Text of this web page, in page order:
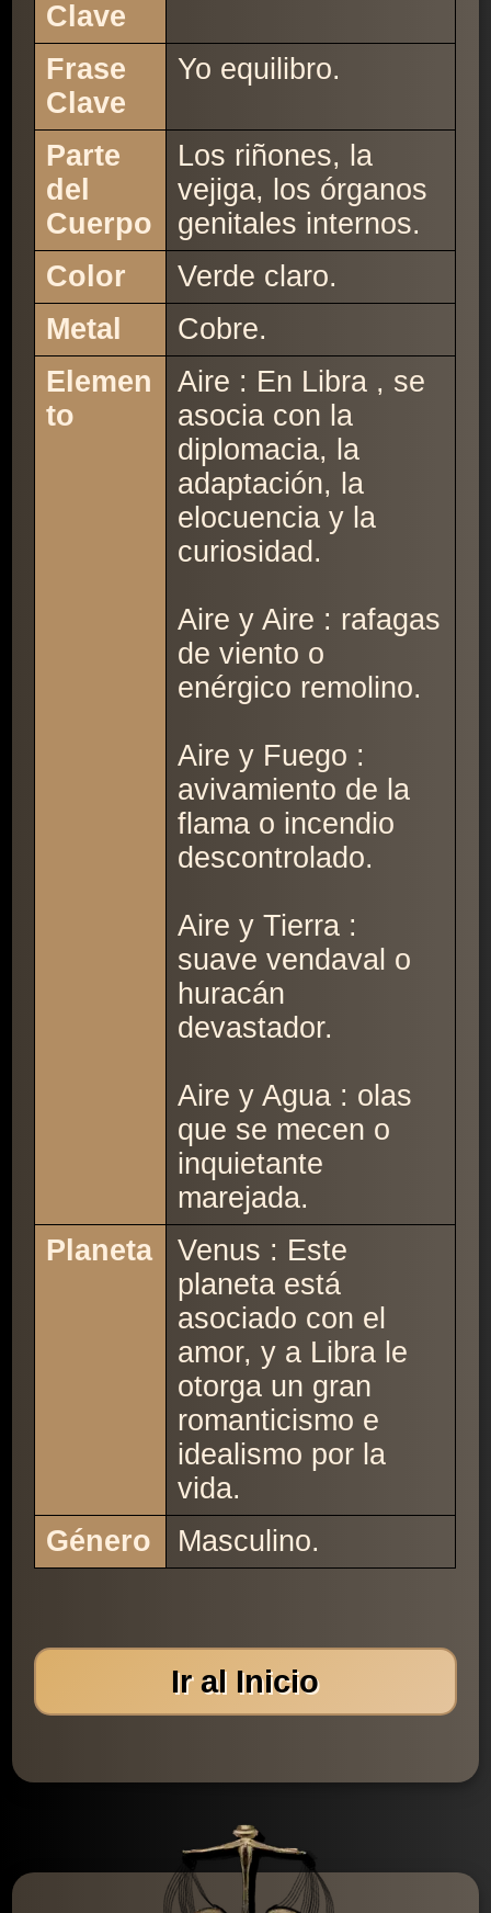
Clave
Frase
Clave
Yo equilibro.
Parte
del
Cuerpo
Los riñones, la
vejiga, los órganos
genitales internos.
Color
Verde claro.
Metal
Cobre.
Elemen
to
Aire : En Libra , se
asocia con la
diplomacia, la
adaptación, la
elocuencia y la
curiosidad.
Aire y Aire : rafagas
de viento o
enérgico remolino.
Aire y Fuego :
avivamiento de la
flama o incendio
descontrolado.
Aire y Tierra :
suave vendaval o
huracán
devastador.
Aire y Agua : olas
que se mecen o
inquietante
marejada.
Planeta
Venus : Este
planeta está
asociado con el
amor, y a Libra le
otorga un gran
romanticismo e
idealismo por la
vida.
Género
Masculino.
Ir al Inicio